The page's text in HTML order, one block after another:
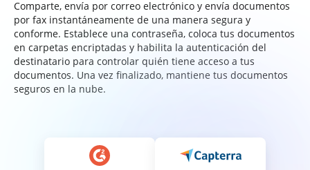
Comparte, envía por correo electrónico y envía documentos
por fax instantáneamente de una manera segura y
conforme. Establece una contraseña, coloca tus documentos
en carpetas encriptadas y habilita la autenticación del
destinatario para controlar quién tiene acceso a tus
documentos. Una vez finalizado, mantiene tus documentos
seguros en la nube.